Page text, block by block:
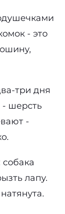
- это
три дня
шерсть
-
лапу.